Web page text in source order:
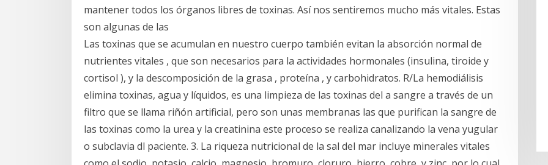
mantener todos los órganos libres de toxinas. Así nos sentiremos mucho más vitales. Estas
son algunas de las
Las toxinas que se acumulan en nuestro cuerpo también evitan la absorción normal de
nutrientes vitales , que son necesarios para la actividades hormonales (insulina, tiroide y
cortisol ), y la descomposición de la grasa , proteína , y carbohidratos. R/La hemodiálisis
elimina toxinas, agua y líquidos, es una limpieza de las toxinas del a sangre a través de un
filtro que se llama riñón artificial, pero son unas membranas las que purifican la sangre de
las toxinas como la urea y la creatinina este proceso se realiza canalizando la vena yugular
o subclavia dl paciente. 3. La riqueza nutricional de la sal del mar incluye minerales vitales